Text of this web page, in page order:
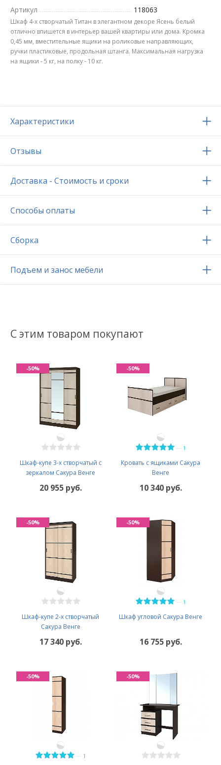
Артикул 118063
Шкаф 4-х створчатый Титан в элегантном декоре Ясень белый
отлично впишется в интерьер вашей квартиры или дома. Кромка
0,45 мм, вместительные ящики на роликовые направляющих,
ручки пластиковые, продольная штанга. Максимальная нагрузка
на ящики - 5 кг, на полку - 10 кг.
Характеристики
Отзывы
Доставка - Стоимость и сроки
Способы оплаты
Сборка
Подъем и занос мебели
С этим товаром покупают
Шкаф-купе 3-х створчатый с
зеркалом Сакура Венге
20 955 руб.
-50%
1
Кровать с ящиками Сакура
Венге
10 340 руб.
-50%
Шкаф-купе 2-х створчатый
Сакура Венге
17 340 руб.
-50%
1
Шкаф угловой Сакура Венге
16 755 руб.
-50%
1
-50% -50%